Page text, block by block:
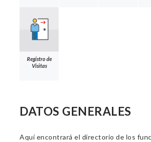
Registro de
Visitas
DATOS GENERALES
Aquí encontrará el directorio de los